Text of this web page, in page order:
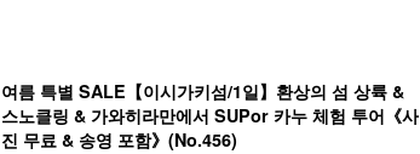
여름 특별 SALE【이시가키섬/1일】환상의 섬 상륙 &
스노클링 & 가와히라만에서 SUPor 카누 체험 투어《사
진 무료 & 송영 포함》(No.456)